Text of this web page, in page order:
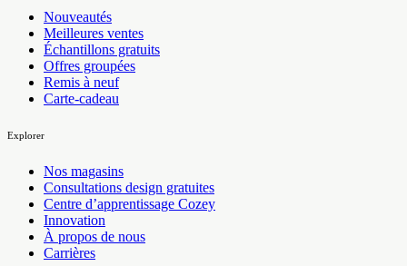
Nouveautés
Meilleures ventes
Échantillons gratuits
Offres groupées
Remis à neuf
Carte-cadeau
Explorer
Nos magasins
Consultations design gratuites
Centre d’apprentissage Cozey
Innovation
À propos de nous
Carrières